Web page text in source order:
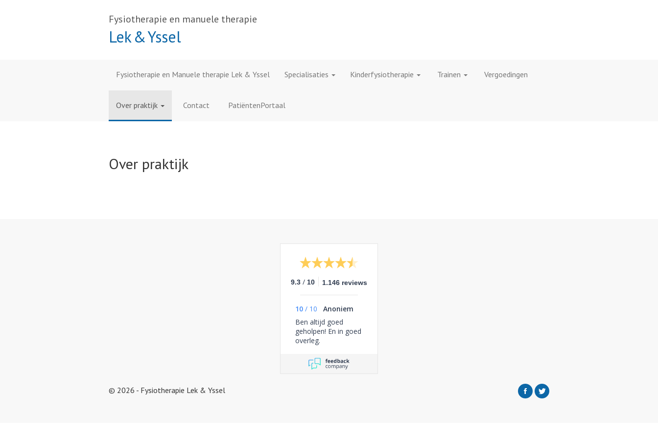
Fysiotherapie en manuele therapie
Lek & Yssel
Fysiotherapie en Manuele therapie Lek & Yssel Specialisaties Kinderfysiotherapie Trainen Vergoedingen
Over praktijk Contact PatiëntenPortaal
Over praktijk
9.3 / 10 1.146 reviews
10 / 10
Anoniem
Ben altijd goed
geholpen! En in goed
overleg.
© 2026 - Fysiotherapie Lek & Yssel